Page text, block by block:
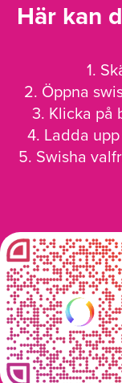
Här kan
1.
2. Öppna
3. Klicka på
4. Ladda
5. Swisha